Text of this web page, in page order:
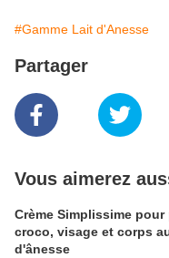
#Gamme Lait d'Anesse
Partager
Vous aimerez
Crème Simplissime pour
croco, visage et corps
d'ânesse